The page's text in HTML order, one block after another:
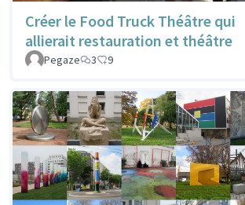
Créer le Food Truck Théâtre qui
allierait restauration et théâtre
Pegaze 3 9